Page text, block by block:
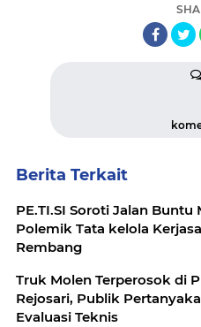
Berita Terkait
PE.TI.SI Soroti Jalan Buntu Mediasi Bupati Terkait
Polemik Tata kelola
Rembang
Truk Molen Terperosok di
Rejosari, Publik
Evaluasi Teknis